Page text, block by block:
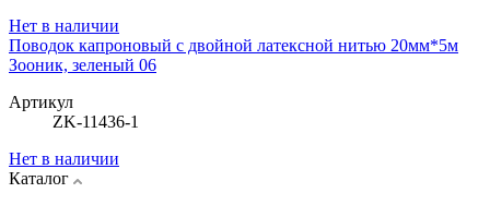
Нет в наличии
Поводок капроновый с двойной латексной нитью 20мм*5м
Зооник, зеленый 06
Артикул
ZK-11436-1
Нет в наличии
Каталог